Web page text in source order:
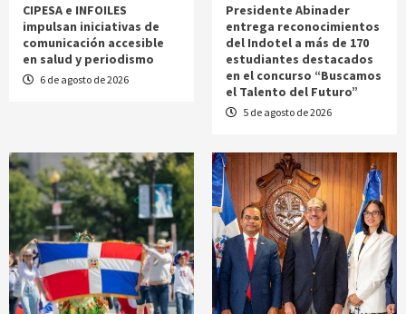
CIPESA e INFOILES
impulsan iniciativas de
comunicación accesible
en salud y periodismo
6 de agosto de 2026
Presidente Abinader
entrega reconocimientos
del Indotel a más de 170
estudiantes destacados
en el concurso “Buscamos
el Talento del Futuro”
5 de agosto de 2026